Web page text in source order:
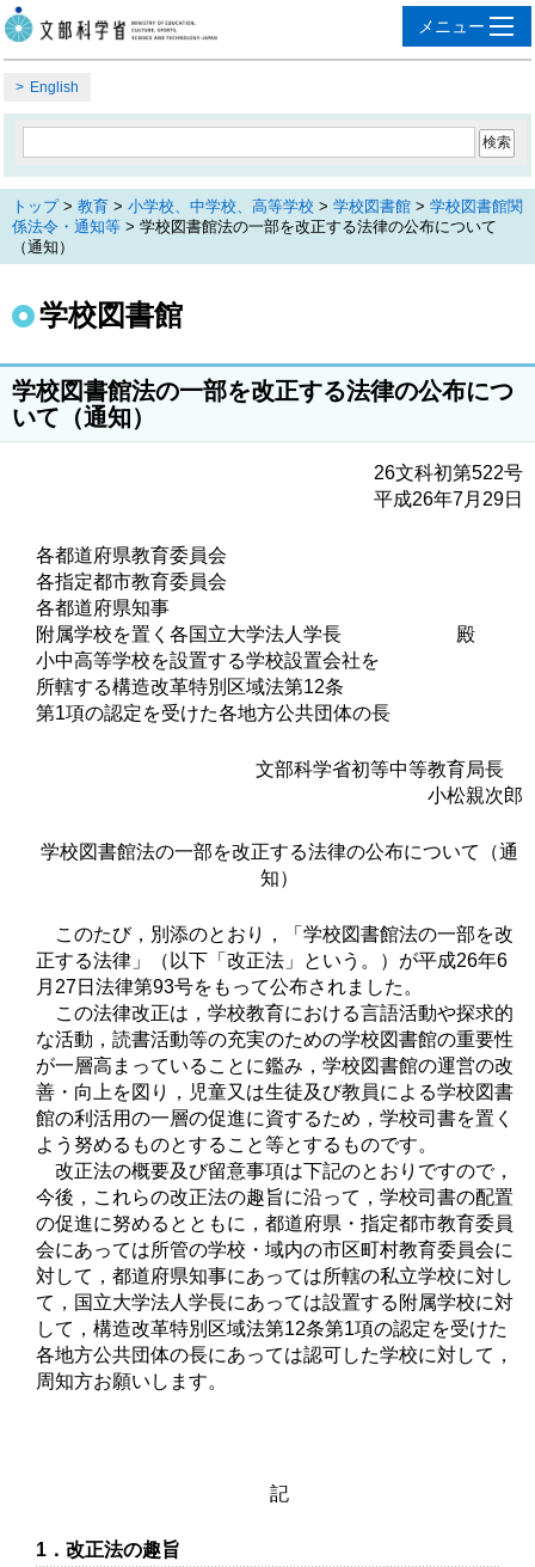
English
トップ> 教育 > 小学校、中学校、高等学校 > 学校図書館 > 学校図書館関
係法令・通知等 > 学校図書館法の一部を改正する法律の公布について
（通知）
学校図書館
学校図書館法の一部を改正する法律の公布につ
いて（通知）
26文科初第522号
平成26年7月29日
各都道府県教育委員会
各指定都市教育委員会
各都道府県知事
附属学校を置く各国立大学法人学長 殿
小中高等学校を設置する学校設置会社を
所轄する構造改革特別区域法第12条
第1項の認定を受けた各地方公共団体の長
文部科学省初等中等教育局長
小松親次郎
学校図書館法の一部を改正する法律の公布について（通
知）
このたび，別添のとおり，「学校図書館法の一部を改
正する法律」（以下「改正法」という。）が平成26年6
月27日法律第93号をもって公布されました。
この法律改正は，学校教育における言語活動や探求的
な活動，読書活動等の充実のための学校図書館の重要性
が一層高まっていることに鑑み，学校図書館の運営の改
善・向上を図り，児童又は生徒及び教員による学校図書
館の利活用の一層の促進に資するため，学校司書を置く
よう努めるものとすること等とするものです。
改正法の概要及び留意事項は下記のとおりですので，
今後，これらの改正法の趣旨に沿って，学校司書の配置
の促進に努めるとともに，都道府県・指定都市教育委員
会にあっては所管の学校・域内の市区町村教育委員会に
対して，都道府県知事にあっては所轄の私立学校に対し
て，国立大学法人学長にあっては設置する附属学校に対
して，構造改革特別区域法第12条第1項の認定を受けた
各地方公共団体の長にあっては認可した学校に対して，
周知方お願いします。
記
1．改正法の趣旨